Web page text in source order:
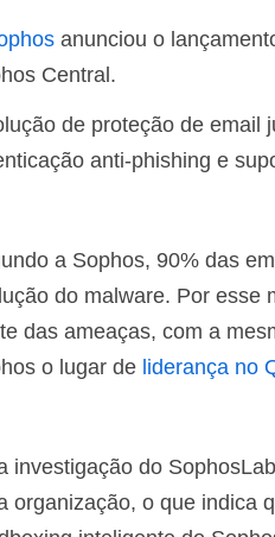
anunciou o
Central.
de proteção de email
anti-phishing e
a Sophos, 90% das
do malware. Por esse
das ameaças, com a
o lugar de liderança no
investigação do
organização, o que indica